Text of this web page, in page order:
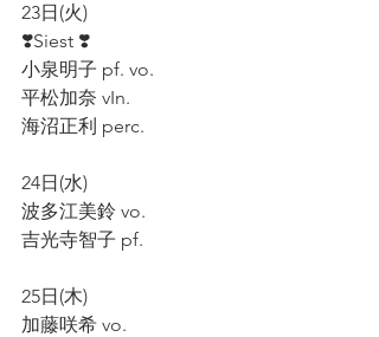
23日(火)
❣️Siest ❣️
小泉明子 pf. vo.
平松加奈 vIn.
海沼正利 perc.
24日(水)
波多江美鈴 vo.
吉光寺智子 pf.
25日(木)
加藤咲希 vo.